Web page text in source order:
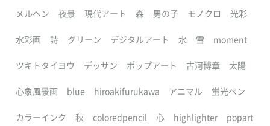
メルヘン 夜景 現代アート 森 男の子 モノクロ 光彩
水彩画 詩 グリーン デジタルアート 水 雪 moment
ツキトタイヨウ デッサン ポップアート 古河博章 太陽
心象風景画 blue hiroakifurukawa アニマル 蛍光ペン
カラーインク 秋 coloredpencil 心 highlighter popart